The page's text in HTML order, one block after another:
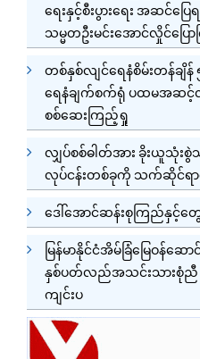
ရေးနှင့်စီးပွားရေး အဆင်
သမ္မတဦးမင်းအောင်လှိုင်ပြော
တစ်နှစ်လျင်ရေနံစိမ်းတန်ချိ
ရေနံချက်စက်ရုံ ပထမအဆင့်လု
စစ်ဆေးကြည့်ရှု
လျှပ်စစ်ဓါတ်အား ခိုးယူသုံး
လုပ်ငန်းတစ်ခုကို သက်ဆိုင်ရ
ဒေါ်အောင်ဆန်းစုကြည်နှင့်တွ
မြန်မာနိုင်ငံအိမ်ခြံမြေဝန်ဆ
နှစ်ပတ်လည်အသင်းသားစုံညီ
ကျင်းပ